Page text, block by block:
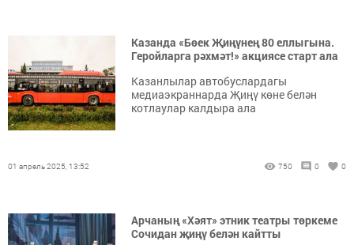
Казанда «Бөек Җиңүнең 80 еллыгына.
Геройларга рәхмәт!» акциясе старт ала
Казанлылар автобуслардагы
медиаэкраннарда Җиңү көне белән
котлаулар калдыра ала
01 апрель 2025, 13:52 750 0 0
Арчаның «Хәят» этник театры төркеме
Сочидан җиңү белән кайтты